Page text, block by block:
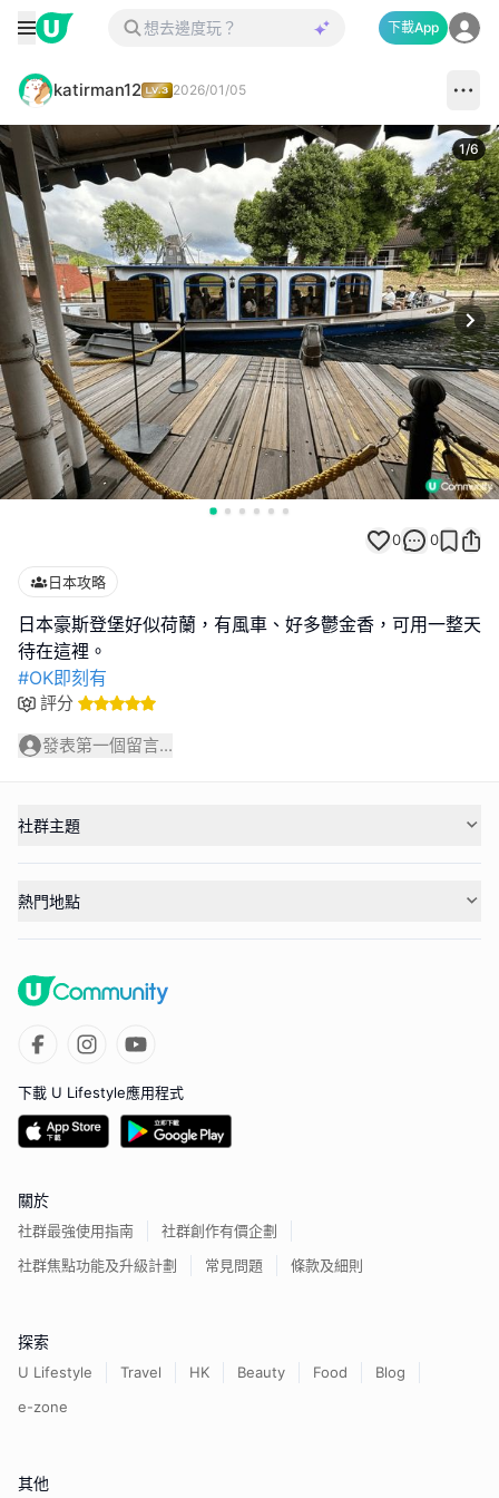
下載App
katirman12 2026/01/05
1/6
0 0
日本攻略
日本豪斯登堡好似荷蘭，有風車、好多鬱金香，可用一整天
#OK即刻有
評分
發表第一個留言...
社群主題
熱門地點
下載 U Lifestyle應用程式
關於
社群最強使用指南
社群創作有價企劃
社群焦點功能及升級計劃
常見問題 條款及細則
探索
U Lifestyle Travel HK Beauty Food
Blog
e-zone
其他